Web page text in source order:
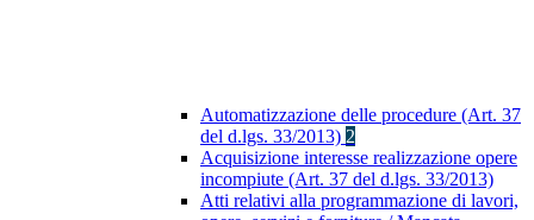
Automatizzazione delle procedure (Art. 37
del d.lgs. 33/2013) 2
Acquisizione interesse realizzazione opere
incompiute (Art. 37 del d.lgs. 33/2013)
Atti relativi alla programmazione di lavori,